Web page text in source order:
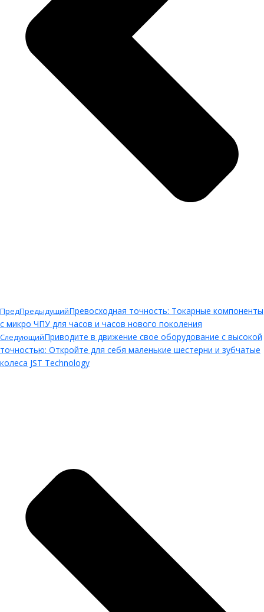
ПредПредыдущийПревосходная точность: Токарные компоненты
с микро ЧПУ для часов и часов нового поколения
СледующийПриводите в движение свое оборудование с высокой
точностью: Откройте для себя маленькие шестерни и зубчатые
колеса JST Technology